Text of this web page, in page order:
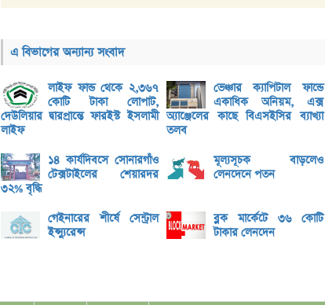
এ বিভাগের অন্যান্য সংবাদ
লাইফ ফান্ড থেকে ২,৩৬৭
কোটি টাকা লোপাট,
দেউলিয়ার দ্বারপ্রান্তে ফারইস্ট ইসলামী
লাইফ
ভেঞ্চার ক্যাপিটাল ফান্ডে
একাধিক অনিয়ম, এক্স
অ্যাঞ্জেলের কাছে বিএসইসির ব্যাখ্যা
তলব
১৪ কার্যদিবসে সোনারগাঁও
টেক্সটাইলের শেয়ারদর
৩২% বৃদ্ধি
মূল্যসূচক বাড়লেও
লেনদেনে পতন
গেইনারের শীর্ষে সেন্ট্রাল
ইন্স্যুরেন্স
ব্লক মার্কেটে ৩৬ কোটি
টাকার লেনদেন